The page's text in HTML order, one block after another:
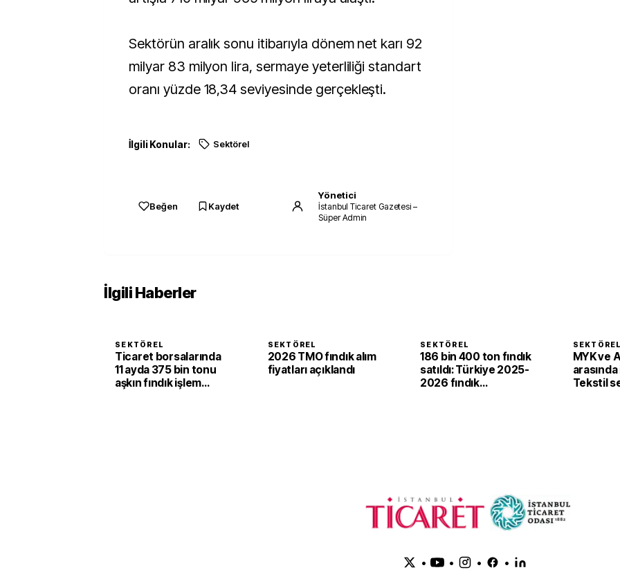
Sektörün aralık sonu itibarıyla dönem net karı 92
milyar 83 milyon lira, sermaye yeterliliği standart
oranı yüzde 18,34 seviyesinde gerçekleşti.
İlgili Konular: Sektörel
Beğen Kaydet
Yönetici
İstanbul Ticaret Gazetesi –
Süper Admin
İlgili Haberler
SEKTÖREL
Ticaret borsalarında
11 ayda 375 bin tonu
aşkın fındık işlem
SEKTÖREL
2026 TMO fındık alım
fiyatları açıklandı
SEKTÖREL
186 bin 400 ton fındık
satıldı: Türkiye 2025-
2026 fındık
SEKTÖREL
MYK ve
Tekstil
• • • •